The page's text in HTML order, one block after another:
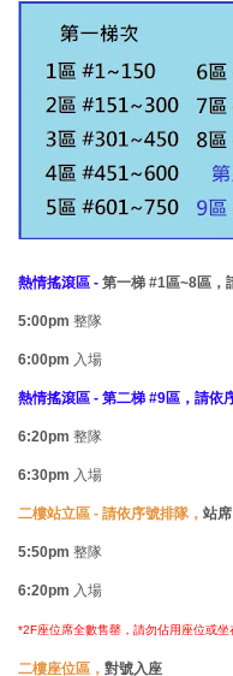
熱情搖滾區 - 第一梯 #1區~8區，
5:00pm 整隊
6:00pm 入場
熱情搖滾區 - 第二梯 #9區，請依
6:20pm 整隊
6:30pm 入場
二樓站立區 - 請依序號排隊， 站席
5:50pm 整隊
6:20pm 入場
*2F座位席全數售罄，請勿佔用座位或坐
二樓座位區， 對號入座